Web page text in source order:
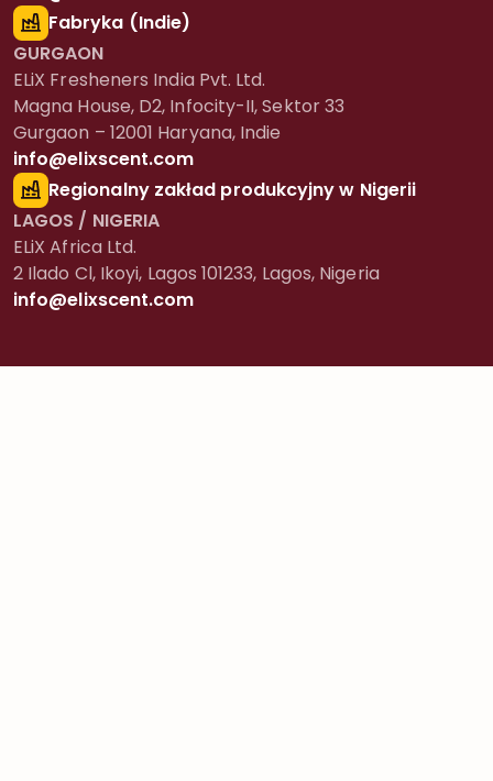
Fabryka (Indie)
GURGAON
ELiX Fresheners India Pvt. Ltd.
Magna House, D2, Infocity-II, Sektor 33
Gurgaon – 12001 Haryana, Indie
info@elixscent.com
Regionalny zakład produkcyjny w Nigerii
LAGOS / NIGERIA
ELiX Africa Ltd.
2 Ilado Cl, Ikoyi, Lagos 101233, Lagos, Nigeria
info@elixscent.com